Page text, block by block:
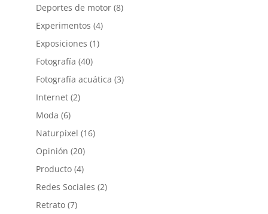
Deportes de motor(8)
Experimentos (4)
Exposiciones (1)
Fotografía (40)
Fotografía acuática (3)
Internet(2)
Moda (6)
Naturpixel (16)
Opinión (20)
Producto(4)
Redes Sociales (2)
Retrato(7)